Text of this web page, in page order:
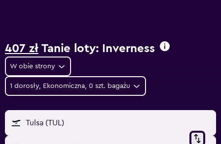
407 zł Tanie loty: Inverness
W obie strony
1 dorosły, Ekonomiczna, 0 szt. bagażu
Tulsa (TUL)